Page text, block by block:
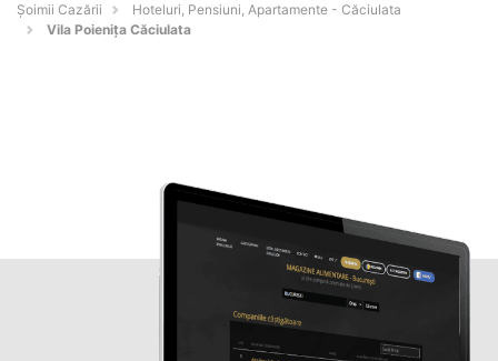
Șoimii Cazării
Hoteluri, Pensiuni, Apartamente - Căciulata
Vila Poienița Căciulata